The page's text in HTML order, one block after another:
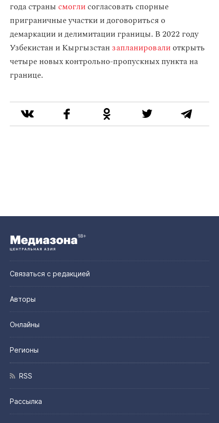
года странысмоглисогласовать спорные
приграничные участки и договориться о
демаркации и делимитации границы. В 2022 году
Узбекистан и Кыргызстан запланировалиоткрыть
четыре новых контрольно-пропускных пункта на
границе.
Связаться с редакцией
Авторы
Онлайны
Регионы
RSS
Рассылка